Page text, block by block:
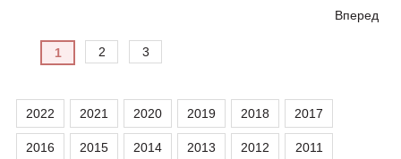
Вперед
1 2 3
2022 2021 2020 2019 2018 2017
2016 2015 2014 2013 2012 2011